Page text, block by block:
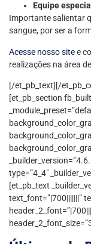
Equipe
Importante salientar
sangue, por ser a
Acesse nosso sitee
realizações na área
[/et_pb_text][/
[et_pb_section
type=”4_4″
[et_pb_text
text_font=”|700|||||||”